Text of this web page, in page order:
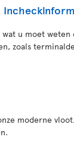
u moet weten
zoals
moderne